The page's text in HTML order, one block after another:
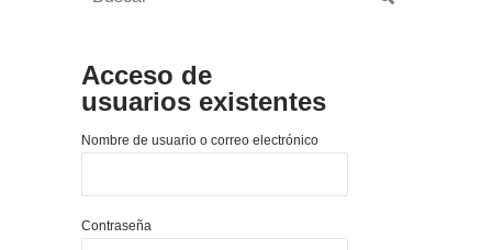
Acceso de
usuarios existentes
Nombre de usuario o correo electrónico
Contraseña